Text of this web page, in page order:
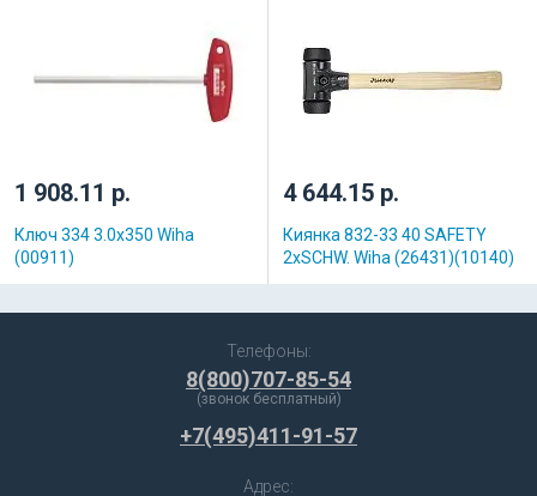
1 908.11 р.
Ключ 334 3.0x350 Wiha
(00911)
4 644.15 р.
Киянка 832-33 40 SAFETY
2xSCHW. Wiha (26431)(10140)
Телефоны:
8(800)707-85-54
(звонок бесплатный)
+7(495)411-91-57
Адрес: